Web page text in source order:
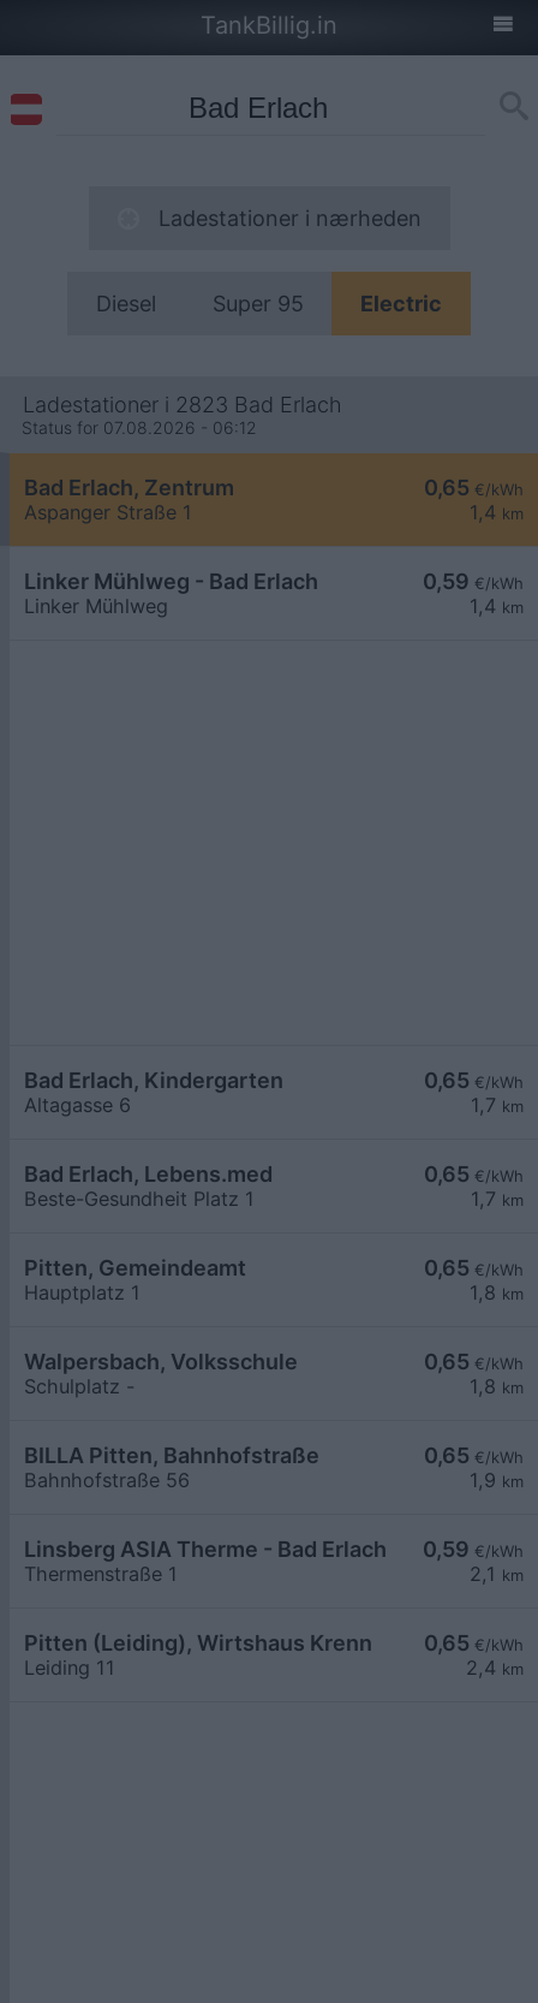
TankBillig.in
Ladestationer i nærheden
Diesel Super 95 Electric
Ladestationer i 2823 Bad Erlach
Status for 07.08.2026 - 06:12
0,65 €/kWh
1,4 km
Bad Erlach, Zentrum
Aspanger Straße 1
0,59 €/kWh
1,4 km
Linker Mühlweg - Bad Erlach
Linker Mühlweg
0,65 €/kWh
1,7 km
Bad Erlach, Kindergarten
Altagasse 6
0,65 €/kWh
1,7 km
Bad Erlach, Lebens.med
Beste-Gesundheit Platz 1
0,65 €/kWh
1,8 km
Pitten, Gemeindeamt
Hauptplatz 1
0,65 €/kWh
1,8 km
Walpersbach, Volksschule
Schulplatz -
0,65 €/kWh
1,9 km
BILLA Pitten, Bahnhofstraße
Bahnhofstraße 56
0,59 €/kWh
2,1 km
Linsberg ASIA Therme - Bad Erlach
Thermenstraße 1
0,65 €/kWh
2,4 km
Pitten (Leiding), Wirtshaus Krenn
Leiding 11